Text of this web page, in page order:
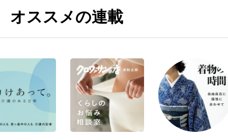
オススメの連載